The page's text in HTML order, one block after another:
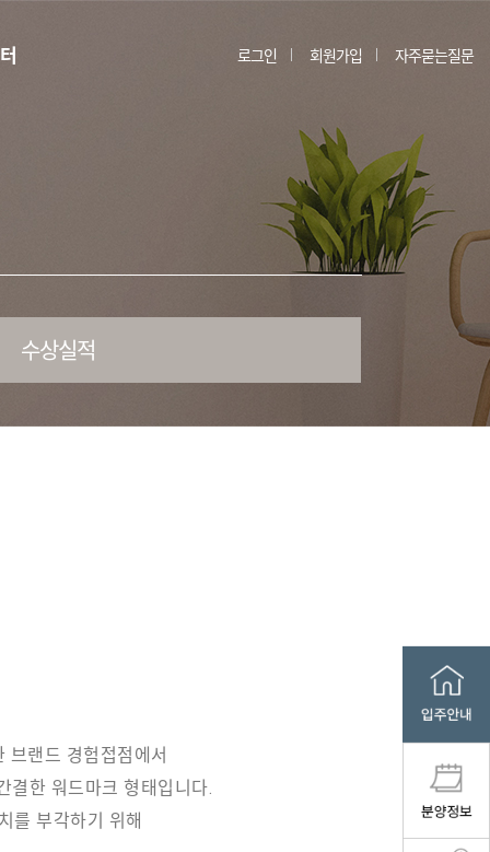
로그인 회원가입 자주묻는질문
수상실적
랜드 경험접점에서
결한 워드마크 형태입니다.
를 부각하기 위해